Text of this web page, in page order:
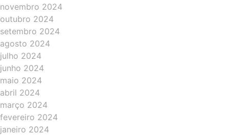
novembro 2024
outubro 2024
setembro 2024
agosto 2024
julho 2024
junho 2024
maio 2024
abril 2024
março 2024
fevereiro 2024
janeiro 2024